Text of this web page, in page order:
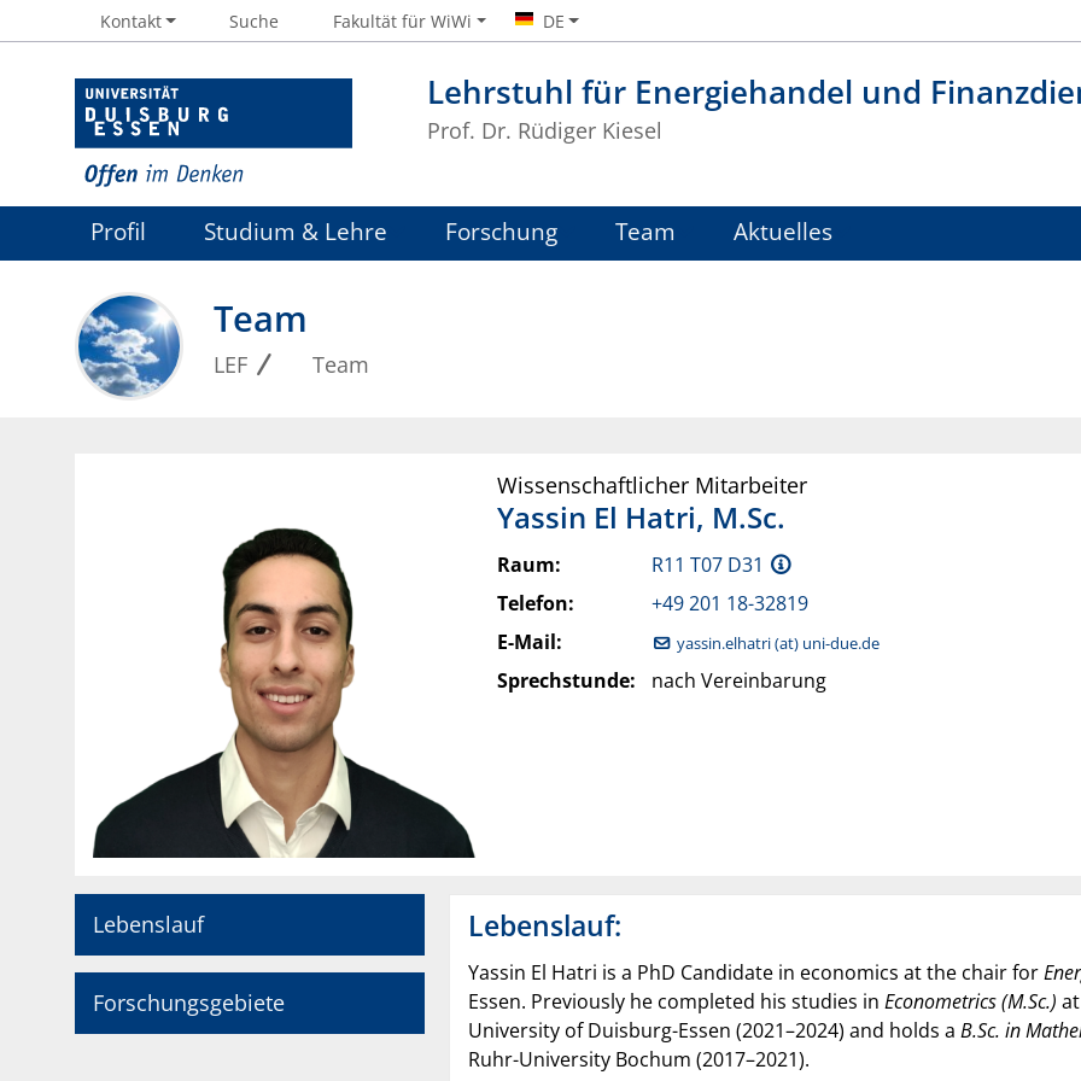
Lehrstuhl für Energiehandel und
Prof. Dr. Rüdiger Kiesel
Kontakt Suche Fakultät für WiWi DE
Profil Studium & Lehre Forschung Team Aktuelles
Team
LEF Team
Wissenschaftlicher Mitarbeiter
Yassin El Hatri, M.Sc.
Raum:
R11 T07 D31
Telefon:
+49 201 18-32819
E-Mail:
yassin.elhatri (at) uni-due.de
Sprechstunde: nach Vereinbarung
Lebenslauf
Forschungsgebiete
Lebenslauf:
Yassin El Hatri is a PhD Candidate in economics at the chair for
Essen. Previously he completed his studies in Econometrics (M.Sc.)
University of Duisburg-Essen (2021–2024) and holds a B.Sc. in
Ruhr-University Bochum (2017–2021).